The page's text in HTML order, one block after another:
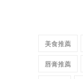
美食推薦
唇膏推薦